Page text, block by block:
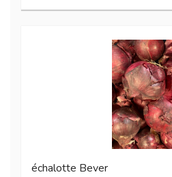
échalotte Bever